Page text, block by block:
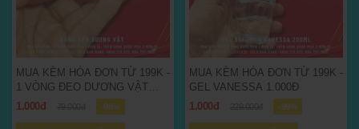
MUA KÈM HÓA ĐƠN TỪ 199K -
1 VÒNG ĐEO DƯƠNG VẬT
1.000Đ
1.000đ -98%
MUA KÈM HÓA ĐƠN TỪ 199K -
GEL VANESSA 1.000Đ
1.000đ
-99%